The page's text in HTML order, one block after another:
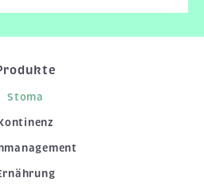
Stoma